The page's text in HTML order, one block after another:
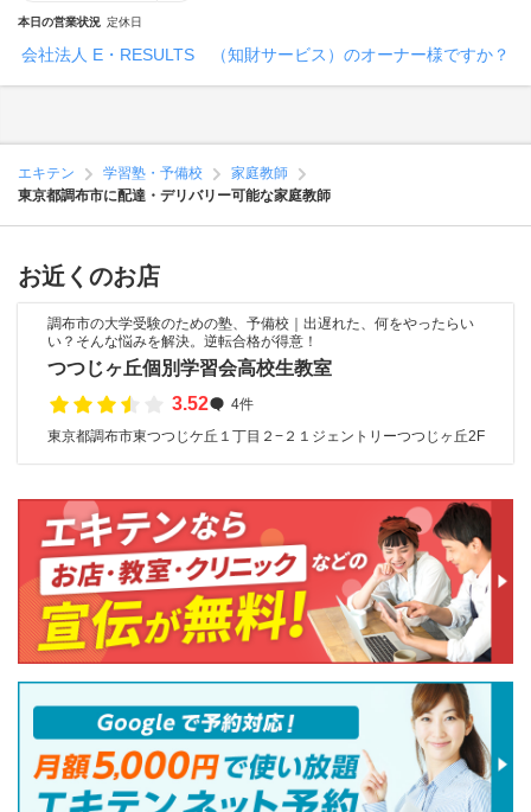
本日の営業状況 定休日
会社法人 E・RESULTS （知財サービス）のオーナー様ですか？
エキテン 学習塾・予備校
家庭教師
東京都調布市に配達・デリバリー可能な家庭教師
お近くのお店
調布市の大学受験のための塾、予備校｜出遅れた、何をやったらい
い？そんな悩みを解決。逆転合格が得意！
つつじヶ丘個別学習会高校生教室
3.52
4件
東京都調布市東つつじケ丘１丁目２−２１ジェントリーつつじヶ丘2F